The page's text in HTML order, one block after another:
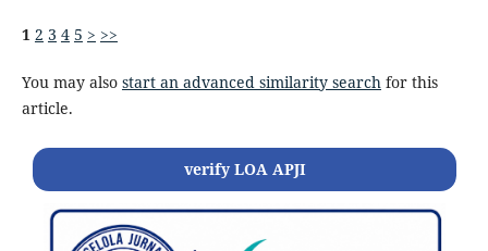
1 2 3 4 5 > >>
You may also start an advanced similarity searchfor this
article.
verify LOA APJI